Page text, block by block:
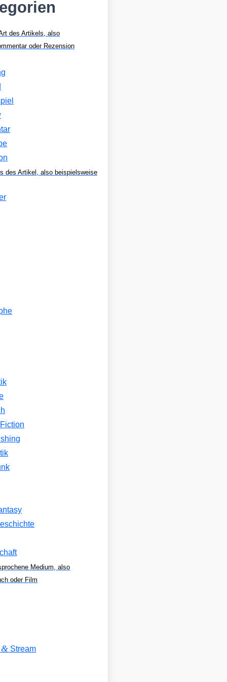
des Artikels, also
oder Rezension
des Artikel, also beispielsweise
Medium, also
oder Film
& Stream